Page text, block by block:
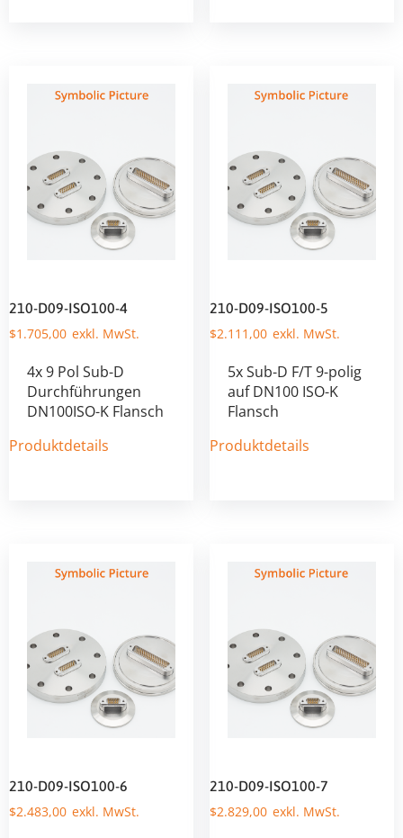
210-D09-ISO100-4
$1.705,00
4x 9 Pol Sub-D
Durchführungen
DN100ISO-K Flansch
Produktdetails
210-D09-ISO100-5
$2.111,00
5x Sub-D F/T 9-polig
auf DN100 ISO-K
Flansch
Produktdetails
210-D09-ISO100-6
$2.483,00
210-D09-ISO100-7
$2.829,00